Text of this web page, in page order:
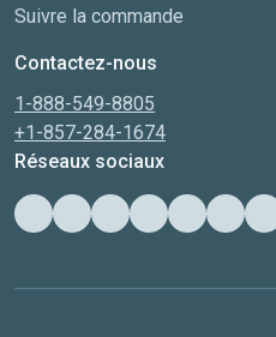
Suivre la commande
Contactez-nous
1-888-549-8805
+1-857-284-1674
Réseaux sociaux